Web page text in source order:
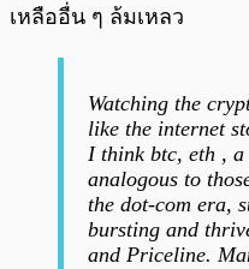
เหลืออื่น ๆ ล้มเหลว
Watching the
like the internet
I think btc, eth ,
analogous to
the dot-com era,
bursting and
and Priceline.